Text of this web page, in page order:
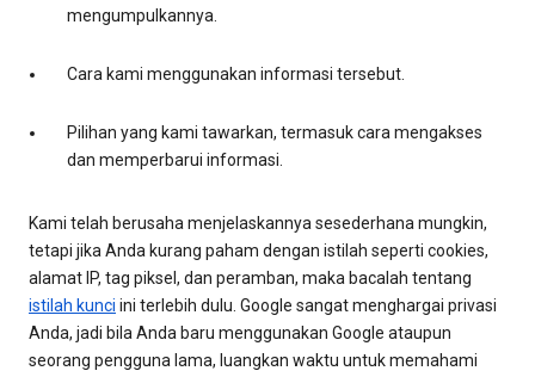
mengumpulkannya.
Cara kami menggunakan informasi tersebut.
Pilihan yang kami tawarkan, termasuk cara mengakses
dan memperbarui informasi.
Kami telah berusaha menjelaskannya sesederhana mungkin,
tetapi jika Anda kurang paham dengan istilah seperti cookies,
alamat IP, tag piksel, dan peramban, maka bacalah tentang
istilah kunci ini terlebih dulu. Google sangat menghargai privasi
Anda, jadi bila Anda baru menggunakan Google ataupun
seorang pengguna lama, luangkan waktu untuk memahami